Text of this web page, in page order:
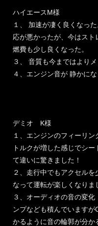
ハイエースM様
１、 加速が凄く良くなっ
応が悪かったが、今はスト
燃費も少し良くなった。
３、 音質も今まではよりメ
４、エンジン音が 静かに
デミオ K様
１、エンジンのフィーリ
トルクが増した感じでシ
て違いに驚きました！
２、走行中でもアクセルを
なって運転が楽しくなりま
３、オーディオの音の変
ンプなども積んでいます
かるように音の輪郭が分か